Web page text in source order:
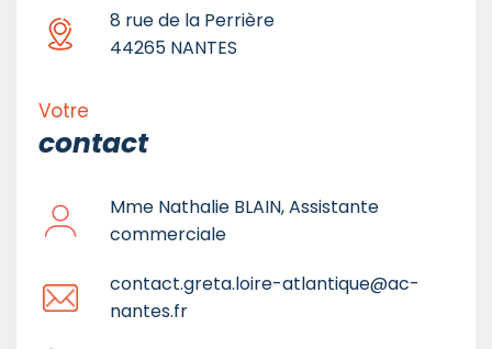
8 rue de la Perrière
44265 NANTES
Votre
contact
Mme Nathalie BLAIN, Assistante
commerciale
contact.greta.loire-atlantique@ac-
nantes.fr